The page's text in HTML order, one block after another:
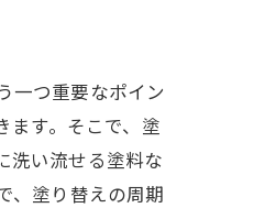
一つ重要なポイン
ます。そこで、塗
洗い流せる塗料な
、塗り替えの周期